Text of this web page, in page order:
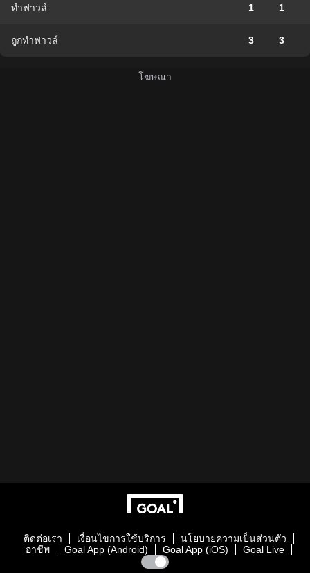
ทำฟาวล์ 1 1
ถูกทำฟาวล์ 3 3
ติดต่อเรา เงื่อนไขการใช้บริการ
นโยบายความเป็นส่วนตัว
อาชีพ
Goal App (Android) Goal App (iOS) Goal Live